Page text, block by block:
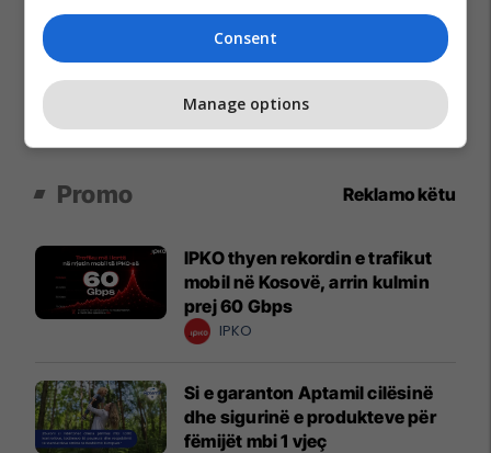
Promo Reklamo këtu
IPKO thyen rekordin e trafikut
mobil në Kosovë, arrin kulmin
prej 60 Gbps
IPKO
Si e garanton Aptamil cilësinë
dhe sigurinë e produkteve për
fëmijët mbi 1 vjeç
Consent
Manage options